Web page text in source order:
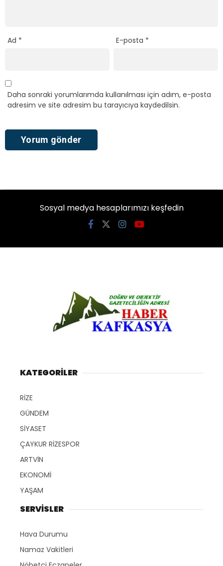
Ad * E-posta *
Daha sonraki yorumlarımda kullanılması için adım, e-posta
adresim ve site adresim bu tarayıcıya kaydedilsin.
Sosyal medya hesaplarımızı keşfedin
KATEGORİLER
RİZE
GÜNDEM
SİYASET
ÇAYKUR RİZESPOR
ARTVİN
EKONOMİ
YAŞAM
SERVİSLER
Hava Durumu
Namaz Vakitleri